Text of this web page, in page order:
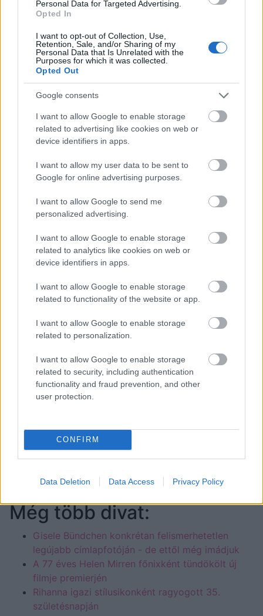
Personal Data for Targeted Advertising.
Opted In
I want to opt-out of Collection, Use,
Retention, Sale, and/or Sharing of my
Personal Data that Is Unrelated with the
Purposes for which it was collected.
Opted Out
Google consents
I want to allow Google to enable storage
related to advertising like cookies on web or
device identifiers in apps.
I want to allow my user data to be sent to
Google for online advertising purposes.
I want to allow Google to send me
personalized advertising.
I want to allow Google to enable storage
related to analytics like cookies on web or
device identifiers in apps.
I want to allow Google to enable storage
related to functionality of the website or app.
I want to allow Google to enable storage
related to personalization.
I want to allow Google to enable storage
related to security, including authentication
functionality and fraud prevention, and other
user protection.
CONFIRM
Data Deletion Data Access Privacy Policy
divathéten
Rachpoot/Bauer-Griffin/GC Images/Getty Images
Julia Fox egy életnagyságú női testet
Mestere a megdöbbentő
divatnak
Még az övekből készült ruhánál is sokkolóbb
divathéten: a meghökkentés királynője nemcsak egy
életnagyságú női testet használt táskának, láthattuk
hatalmas szarvakkal a mellén, valamint óvszerekkel
is – vajon mivel rukkol elő legközelebb?
Még több divat:
Gisele Bündchen konkrétan felismerhetetlen
legújabb címlapfotóján - de ettől még imádjuk
A 77 éves Helen Mirren főnixként tündökölt új
filmje premierjén
Rihanna igazi stílusikonként ragyogott 35.
születésnapján